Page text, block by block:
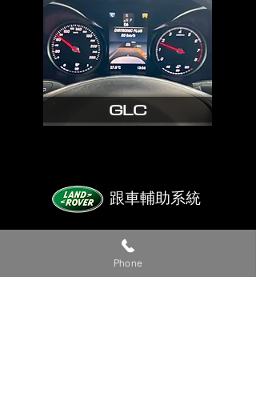
GLC
跟車輔助系統
Phone